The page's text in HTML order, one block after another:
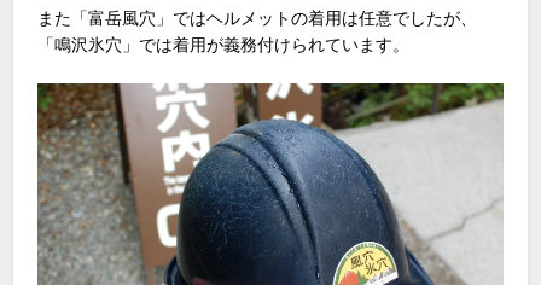
また「富岳風穴」ではヘルメットの着用は任意でしたが、
「鳴沢氷穴」では着用が義務付けられています。